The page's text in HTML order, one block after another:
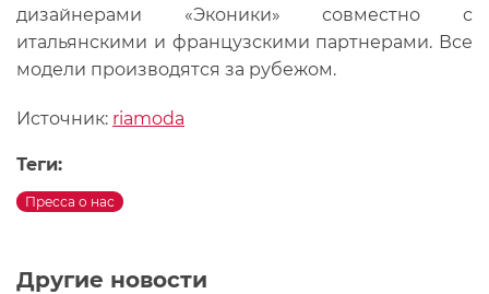
Другие новости
дизайнерами «Эконики» совместно с
итальянскими и французскими партнерами. Все
модели производятся за рубежом.
Источник: riamoda
Теги:
Пресса о нас